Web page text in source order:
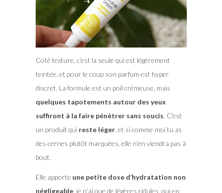
Coté texture, c’est la seule qui est légèrement
teintée, et pour le coup son parfum est hyper
discret. La formule est un poil crèmeuse, mais
quelques tapotements autour des yeux
suffiront à la faire pénètrer sans soucis. C’est
un produit qui reste léger, et si comme moi tu as
des cernes plutôt marquées, elle n’en viendra pas à
bout.
Elle apporte une petite dose d’hydratation non
négligeable, je n’ai que de légères ridules, qui en